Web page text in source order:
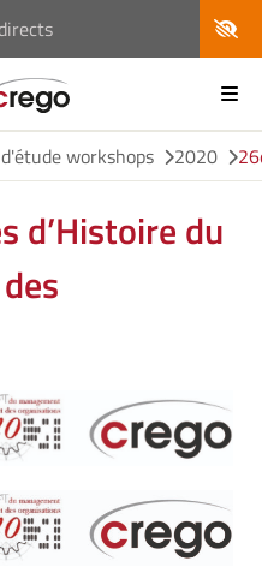
workshops 2020
d’Histoire du